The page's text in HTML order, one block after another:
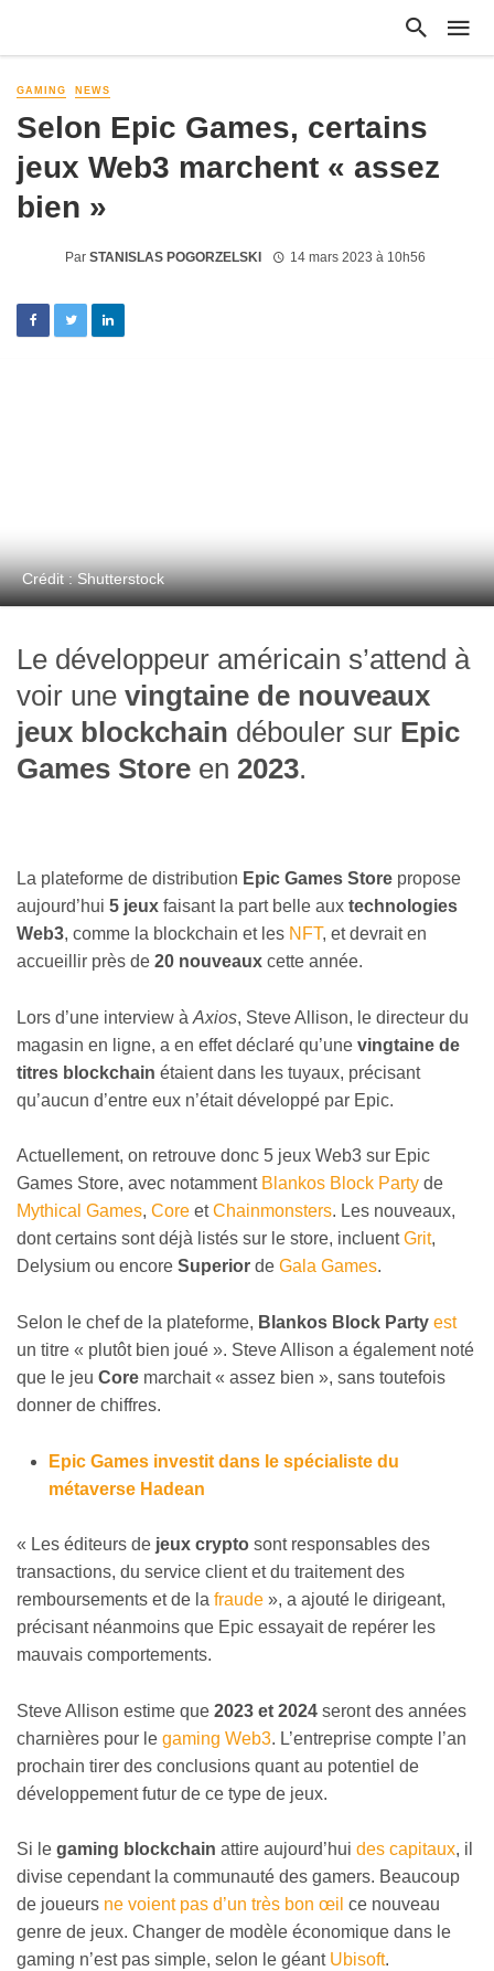
GAMING NEWS
Selon Epic Games, certains
jeux Web3 marchent « assez
bien »
Par STANISLAS POGORZELSKI 14 mars 2023 à 10h56
Crédit : Shutterstock
Le développeur américain s’attend à
voir une vingtaine de nouveaux
jeux blockchain débouler sur Epic
Games Store en 2023.
La plateforme de distribution Epic Games Store propose
aujourd’hui 5 jeux faisant la part belle aux technologies
Web3, comme la blockchain et les NFT, et devrait en
accueillir près de 20 nouveaux cette année.
Lors d’une interview à Axios, Steve Allison, le directeur du
magasin en ligne, a en effet déclaré qu’une vingtaine de
titres blockchain étaient dans les tuyaux, précisant
qu’aucun d’entre eux n’était développé par Epic.
Actuellement, on retrouve donc 5 jeux Web3 sur Epic
Games Store, avec notamment Blankos Block Party de
Mythical Games, Core etChainmonsters. Les nouveaux,
dont certains sont déjà listés sur le store, incluentGrit,
Delysium ou encore Superior de Gala Games.
Selon le chef de la plateforme, Blankos Block Party est
un titre « plutôt bien joué ». Steve Allison a également noté
que le jeu Core marchait« assez bien », sans toutefois
donner de chiffres.
Epic Games investit dans le spécialiste du
métaverse Hadean
« Les éditeurs de jeux crypto sont responsables des
transactions, du service client et du traitement des
remboursements et de la fraude », a ajouté le dirigeant,
précisant néanmoins que Epic essayait de repérer les
mauvais comportements.
Steve Allison estime que 2023 et 2024 seront des années
charnières pour le gaming Web3. L’entreprise compte l’an
prochain tirer des conclusions quant au potentiel de
développement futur de ce type de jeux.
Si le gaming blockchain attire aujourd’hui des capitaux, il
divise cependant la communauté des gamers. Beaucoup
de joueurs ne voient pas d’un très bon œil ce nouveau
genre de jeux. Changer de modèle économique dans le
gaming n’est pas simple, selon le géant Ubisoft.